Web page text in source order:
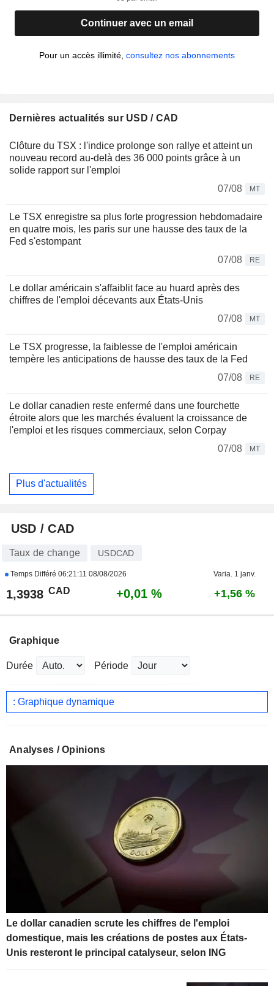
Continuer avec un email
Pour un accès illimité, consultez nos abonnements
Dernières actualités sur USD / CAD
Clôture du TSX : l'indice prolonge son rallye et atteint un
nouveau record au-delà des 36 000 points grâce à un
solide rapport sur l'emploi
07/08
MT
Le TSX enregistre sa plus forte progression hebdomadaire
en quatre mois, les paris sur une hausse des taux de la
Fed s'estompant
07/08
RE
Le dollar américain s'affaiblit face au huard après des
chiffres de l'emploi décevants aux États-Unis
07/08
MT
Le TSX progresse, la faiblesse de l'emploi américain
tempère les anticipations de hausse des taux de la Fed
07/08
RE
Le dollar canadien reste enfermé dans une fourchette
étroite alors que les marchés évaluent la croissance de
l'emploi et les risques commerciaux, selon Corpay
07/08
MT
Plus d'actualités
USD / CAD
Taux de change USDCAD
Temps Différé 06:21:11 08/08/2026 Varia. 1 janv.
1,3938 CAD +0,01 % +1,56 %
Graphique
Durée Période
: Graphique dynamique
Analyses / Opinions
Le dollar canadien scrute les chiffres de l'emploi
domestique, mais les créations de postes aux États-
Unis resteront le principal catalyseur, selon ING